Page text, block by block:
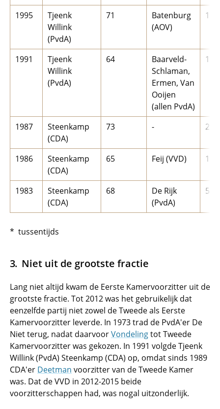
1995
Tjeenk
Willink
(PvdA)
71
Batenburg
(AOV)
1
1991
Tjeenk
Willink
(PvdA)
64
Baarveld-
Schlaman,
Ermen, Van
Ooijen
(allen PvdA)
1
1987
Steenkamp
(CDA)
73 - 2
1986
Steenkamp
(CDA)
65 Feij (VVD) 1
1983
Steenkamp
(CDA)
68
De Rijk
(PvdA)
5
* tussentijds
Niet uit de grootste fractie
Lang niet altijd kwam de Eerste Kamervoorzitter uit de
grootste fractie. Tot 2012 was het gebruikelijk dat
eenzelfde partij niet zowel de Tweede als Eerste
Kamervoorzitter leverde. In 1973 trad de PvdA'er De
Niet terug, nadat daarvoorVondelingtot Tweede
Kamervoorzitter was gekozen. In 1991 volgde Tjeenk
Willink (PvdA) Steenkamp (CDA) op, omdat sinds 1989
CDA'er Deetman voorzitter van de Tweede Kamer
was. Dat de VVD in 2012-2015 beide
voorzitterschappen had, was nogal uitzonderlijk.